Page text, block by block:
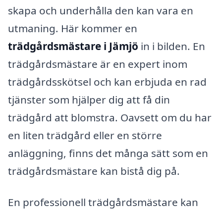
skapa och underhålla den kan vara en
utmaning. Här kommer en
trädgårdsmästare i Jämjö in i bilden. En
trädgårdsmästare är en expert inom
trädgårdsskötsel och kan erbjuda en rad
tjänster som hjälper dig att få din
trädgård att blomstra. Oavsett om du har
en liten trädgård eller en större
anläggning, finns det många sätt som en
trädgårdsmästare kan bistå dig på.
En professionell trädgårdsmästare kan